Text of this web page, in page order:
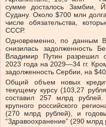
сумме досталось Замбии,
Судану. Около $700 млн
числе обязательства,
СССР.
Одновременно, по данным
снизилась задолженность
Владимир Путин разрешил
2023 года на 2029—34 гг.
задолженность Сербии, на
Общий объем новых
текущему курсу (103,27
составил 257 млрд
крупного российского
(270 млрд рублей), и
“Здравоохранение” (290 млрд